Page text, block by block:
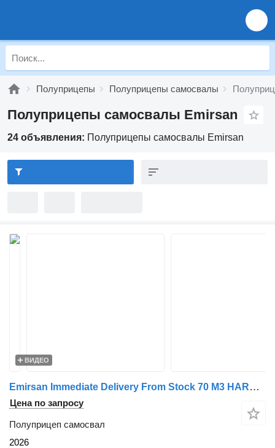
Полуприцепы Полуприцепы самосвалы
Полуприцепы самосвалы Emirsan
24 объявления: Полуприцепы самосвалы Emirsan
ВИДЕО
Emirsan Immediate Delivery From Stock 70 M3 HARDOX ACCORDION TIPPER
Цена по запросу
Полуприцеп самосвал
2026